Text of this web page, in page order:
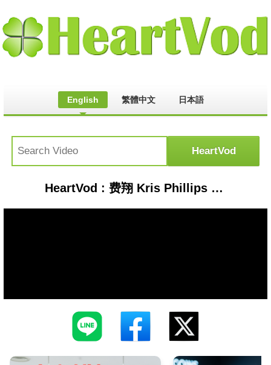
English 繁體中文 日本語
HeartVod : 费翔 Kris Phillips - 读你 歌词